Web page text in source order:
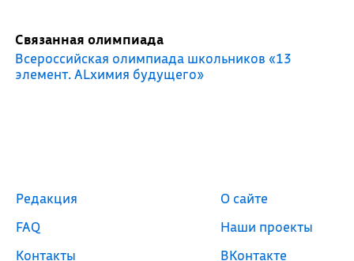
Связанная олимпиада
Всероссийская олимпиада школьников «13
элемент. ALхимия будущего»
Редакция
FAQ
Контакты
О сайте
Наши проекты
ВКонтакте